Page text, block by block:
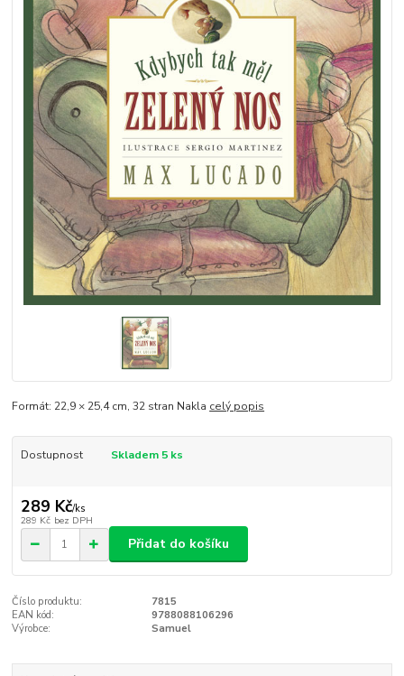
Formát: 22,9 × 25,4 cm, 32 stran Nakla celý popis
Dostupnost Skladem 5 ks
289 Kč/ks
289 Kč bez DPH
Přidat do košíku
Číslo produktu:
7815
EAN kód:
9788088106296
Výrobce:
Samuel